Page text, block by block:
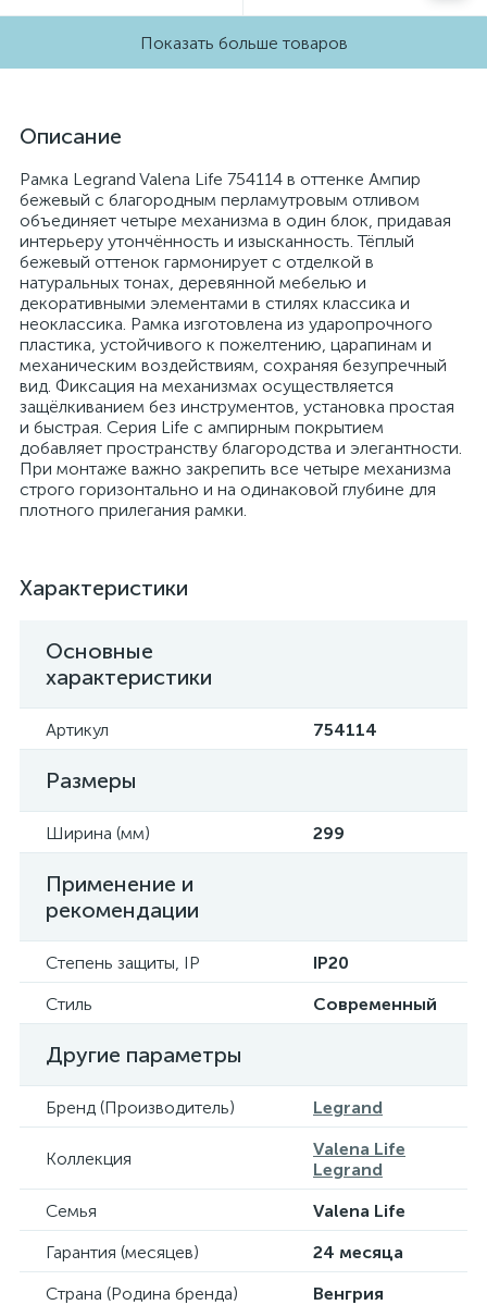
Показать больше товаров
Описание
Рамка Legrand Valena Life 754114 в оттенке Ампир
бежевый с благородным перламутровым отливом
объединяет четыре механизма в один блок, придавая
интерьеру утончённость и изысканность. Тёплый
бежевый оттенок гармонирует с отделкой в
натуральных тонах, деревянной мебелью и
декоративными элементами в стилях классика и
неоклассика. Рамка изготовлена из ударопрочного
пластика, устойчивого к пожелтению, царапинам и
механическим воздействиям, сохраняя безупречный
вид. Фиксация на механизмах осуществляется
защёлкиванием без инструментов, установка простая
и быстрая. Серия Life с ампирным покрытием
добавляет пространству благородства и элегантности.
При монтаже важно закрепить все четыре механизма
строго горизонтально и на одинаковой глубине для
плотного прилегания рамки.
Характеристики
Основные
характеристики
Артикул 754114
Размеры
Ширина (мм) 299
Применение и
рекомендации
Степень защиты, IP
IP20
Стиль
Современный
Другие параметры
Бренд (Производитель) Legrand
Коллекция
Valena Life
Legrand
Семья
Valena Life
Гарантия (месяцев)
24 месяца
Страна (Родина бренда)
Венгрия